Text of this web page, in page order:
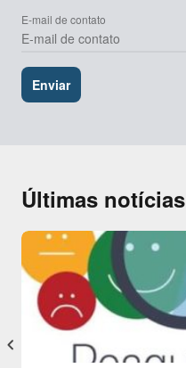
E-mail de contato
Últimas notícias
keyboard_arrow_left